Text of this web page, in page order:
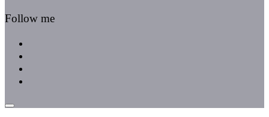
Follow me
サ